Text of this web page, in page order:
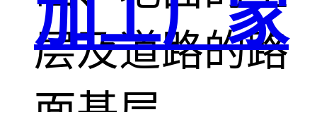
层及道路的路
面基层。
加工厂家